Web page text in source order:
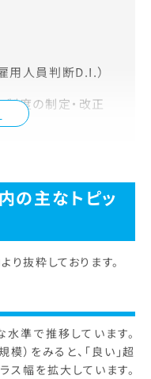
用人員判断D.I.）
制度の制定・改正
の主なトピッ
り抜粋しております。
準で推移しています。
）をみると、「良い」超
ス幅を拡大しています。